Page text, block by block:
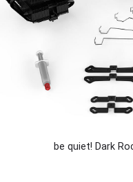
be quiet! Dark